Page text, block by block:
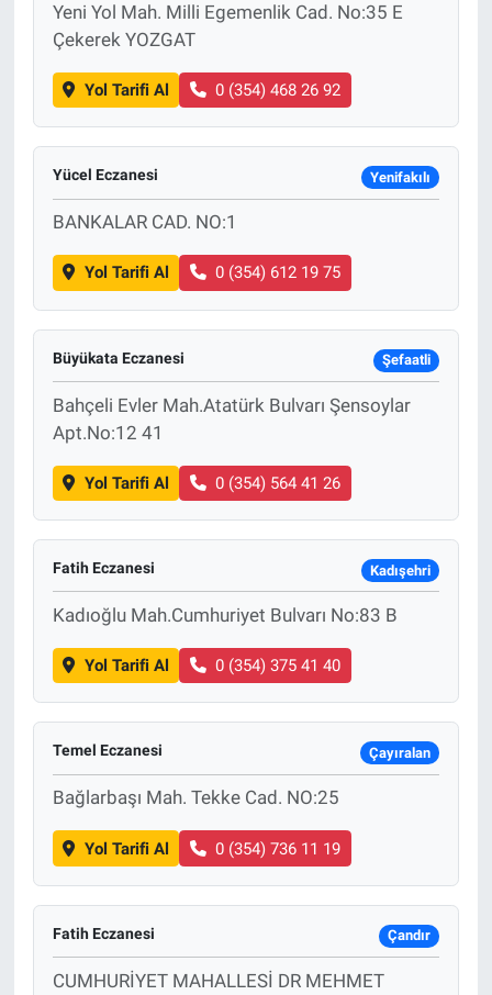
Yeni Yol Mah. Milli Egemenlik Cad. No:35 E
Çekerek YOZGAT
Yol Tarifi Al 0 (354) 468 26 92
Yücel Eczanesi Yenifakılı
BANKALAR CAD. NO:1
Yol Tarifi Al 0 (354) 612 19 75
Büyükata Eczanesi Şefaatli
Bahçeli Evler Mah.Atatürk Bulvarı Şensoylar
Apt.No:12 41
Yol Tarifi Al 0 (354) 564 41 26
Fatih Eczanesi Kadışehri
Kadıoğlu Mah.Cumhuriyet Bulvarı No:83 B
Yol Tarifi Al 0 (354) 375 41 40
Temel Eczanesi Çayıralan
Bağlarbaşı Mah. Tekke Cad. NO:25
Yol Tarifi Al 0 (354) 736 11 19
Fatih Eczanesi Çandır
CUMHURİYET MAHALLESİ DR MEHMET